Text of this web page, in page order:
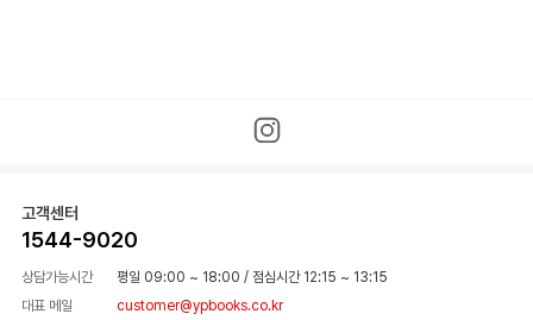
고객센터
1544-9020
상담가능시간 평일 09:00 ~ 18:00 / 점심시간 12:15 ~ 13:15
대표 메일
customer@ypbooks.co.kr